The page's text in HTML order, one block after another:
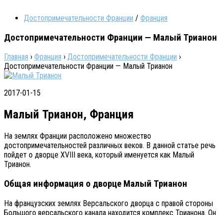
Достопримечательности Франции / Франция
Достопримечательности Франции — Малый Трианон
Главная › Франция › Достопримечательности Франции ›
Достопримечательности Франции — Малый Трианон
2017-01-15
Малый Трианон, Франция
На землях Франции расположено множество
достопримечательностей различных веков. В данной статье речь
пойдет о дворце XVIII века, который именуется как Малый
Трианон.
Общая информация о дворце Малый Трианон
На французских землях Версальского дворца с правой стороны
Большого версальского канала находится комплекс Трианона. Он